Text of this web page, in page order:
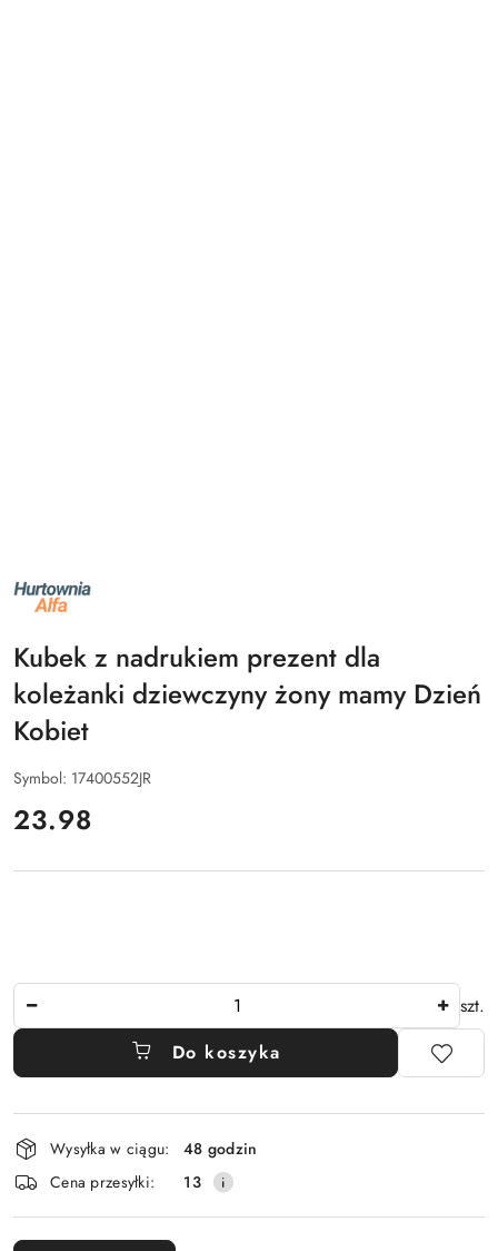
NAZWA
PRODUCENTA:
ALFA
Kubek z nadrukiem prezent dla
koleżanki dziewczyny żony mamy Dzień
Kobiet
Symbol: 17400552JR
cena:
23.98
szt.
Do koszyka
Dostępność
i
dostawa
Wysyłka w ciągu:
48 godzin
Cena przesyłki:
13